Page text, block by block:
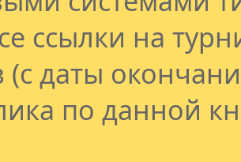
ссылки на
(с даты
по данной